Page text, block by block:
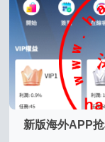
新版海外APP